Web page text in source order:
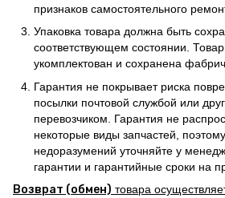
признаков самостоятельного
Упаковка товара должна быть
соответствующем состоянии.
укомплектован и сохранена
Гарантия не покрывает риска
посылки почтовой службой или
перевозчиком. Гарантия не
некоторые виды запчастей,
недоразумений уточняйте у
гарантии и гарантийные сроки на
Возврат (обмен) товара